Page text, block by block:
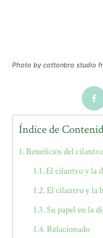
Photo by cottonbro studio
Índice de
Beneficios del
El cilantro y la
El cilantro y la
Su papel en la
Relacionado